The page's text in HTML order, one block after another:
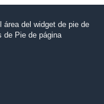
área del widget de pie de
de Pie de página